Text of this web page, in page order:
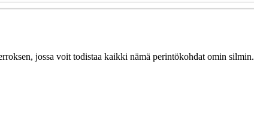
jossa voit todistaa kaikki nämä perintökohdat omin silmin.